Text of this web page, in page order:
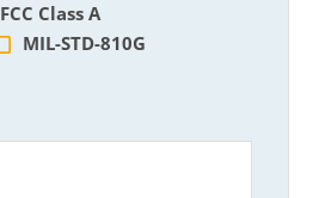
FCC Class A
MIL-STD-810G